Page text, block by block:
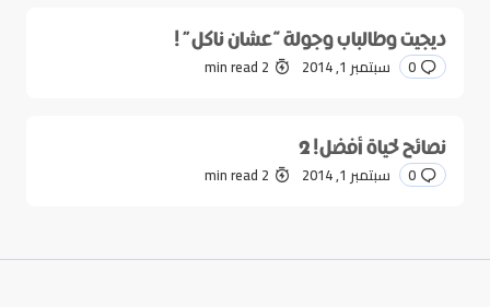
ديجيت وطالباب وجولة “عشان ناكل” !
0 سبتمبر 1, 2014 2 min read
نصائح لحياة أفضل! 2
0 سبتمبر 1, 2014 2 min read